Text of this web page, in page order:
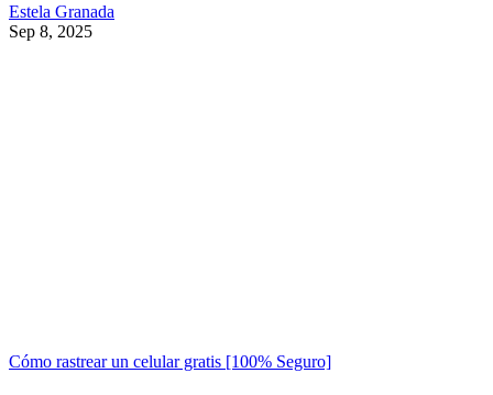
Estela Granada
Sep 8, 2025
Cómo rastrear un celular gratis [100% Seguro]